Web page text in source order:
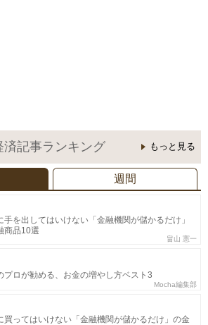
済記事ランキング もっと見る
週間
手を出してはいけない「金融機関が儲かるだけ」
商品10選
畠山 憲一
プロが勧める、お金の増やし方ベスト3
Mocha編集部
買ってはいけない「金融機関が儲かるだけ」の金